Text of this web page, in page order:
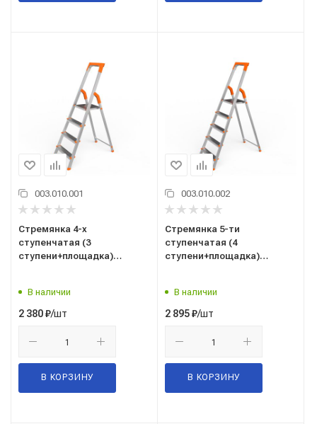
003.010.001
Стремянка 4-х
ступенчатая (3
ступени+площадка)
9693-002-51298946-2009
В наличии
2 380₽/шт
В КОРЗИНУ
003.010.002
Стремянка 5-ти
ступенчатая (4
ступени+площадка)
9693-002-51298946-2009
В наличии
2 895₽/шт
В КОРЗИНУ